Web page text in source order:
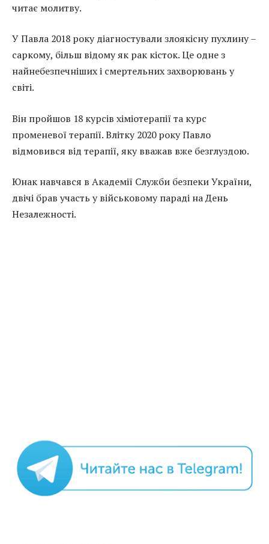
читає молитву.
У Павла 2018 року діагностували злоякісну пухлину –
саркому, більш відому як рак кісток. Це одне з
найнебезпечніших і смертельних захворювань у
світі.
Він пройшов 18 курсів хіміотерапії та курс
променевої терапії. Влітку 2020 року Павло
відмовився від терапії, яку вважав вже безглуздою.
Юнак навчався в Академії Служби безпеки України,
двічі брав участь у військовому параді на День
Незалежності.